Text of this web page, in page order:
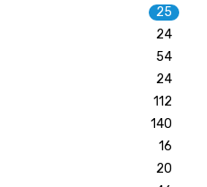
25
24
54
24
112
140
16
20